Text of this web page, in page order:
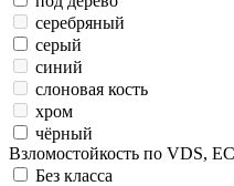
серебряный
серый
синий
слоновая кость
хром
чёрный
Взломостойкость по VDS,
Без класса